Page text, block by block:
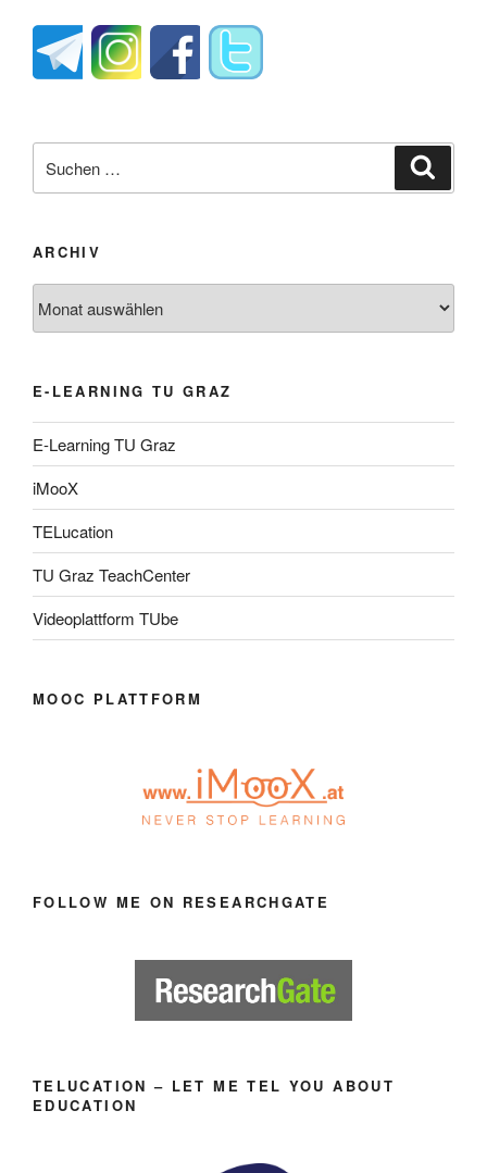
nach:
ARCHIV
E-LEARNING TU GRAZ
E-Learning TU Graz
iMooX
TELucation
TU Graz TeachCenter
Videoplattform TUbe
MOOC PLATTFORM
FOLLOW ME ON RESEARCHGATE
TELUCATION – LET ME TEL YOU ABOUT
EDUCATION